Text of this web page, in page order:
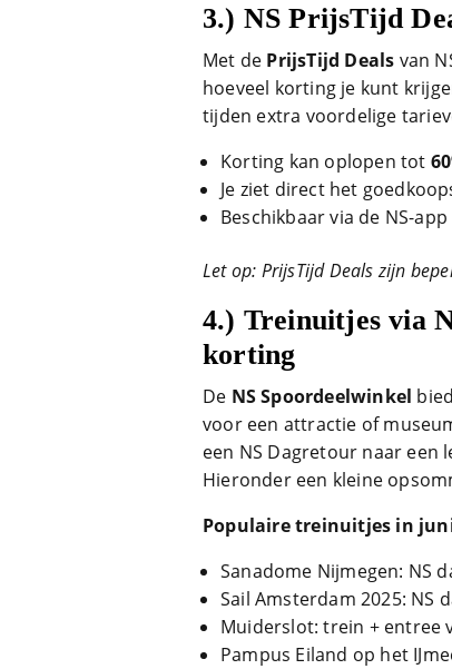
3.) NS PrijsTijd
Met de PrijsTijd Deals van
hoeveel korting je kunt
tijden extra voordelige
Korting kan oplopen tot
Je ziet direct het
Beschikbaar via de NS-
Let op: PrijsTijd Deals zijn
4.) Treinuitjes via
korting
De NS Spoordeelwinkel
voor een attractie of
een NS Dagretour naar een
Hieronder een kleine
Populaire treinuitjes in
Sanadome Nijmegen: NS
Sail Amsterdam 2025: NS
Muiderslot: trein + entree
Pampus Eiland op het